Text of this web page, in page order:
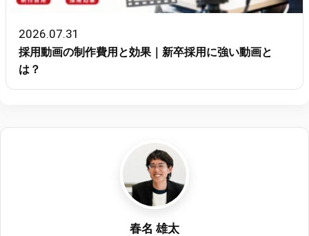
2026.07.31
採用動画の制作費用と効果｜新卒採用に強い動画と
は？
春名 雄太